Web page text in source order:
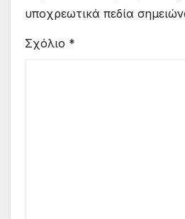
υποχρεωτικά πεδία
Σχόλιο *